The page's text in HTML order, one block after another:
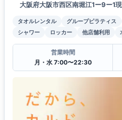
大阪府大阪市西区南堀江1ー9ー1
タオルレンタル グループピラティス
シャワー
ロッカー 他店舗利用
営業時間
月・水 7:00〜22:30